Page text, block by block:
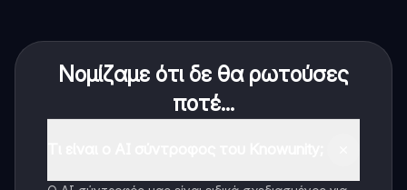
Νομίζαμε ότι δε θα ρωτούσες
ποτέ...